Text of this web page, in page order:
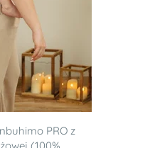
PRO z